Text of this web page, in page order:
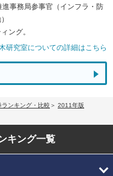
事務局参事官（インフラ・防
ング。
研究室についての詳細はこちら
ンキング・比較
2011年版
キング一覧